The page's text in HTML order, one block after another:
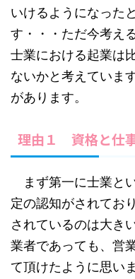
いけるようになった
す・・・ただ今考え
士業における起業は
ないかと考えていま
があります。
理由１ 資格と仕
まず第一に士業と
定の認知がされてお
されているのは大き
業者であっても、営
て頂けたように思い